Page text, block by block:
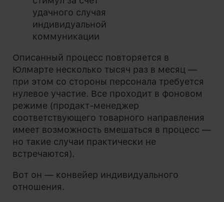
удачного случая
индивидуальной
коммуникации
Описанный процесс повторяется в
Юлмарте несколько тысяч раз в месяц —
при этом со стороны персонала требуется
нулевое участие. Все проходит в фоновом
режиме (продакт-менеджер
соответствующего товарного направления
имеет возможность вмешаться в процесс —
но такие случаи практически не
встречаются).
Вот он — конвейер индивидуального
отношения.